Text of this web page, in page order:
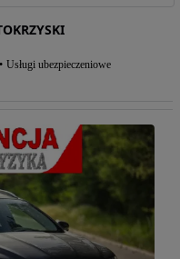
Usługi ubezpieczeniowe